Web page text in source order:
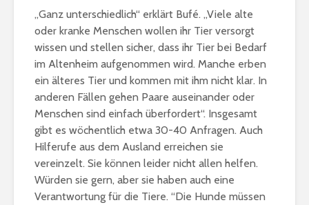
„Ganz unterschiedlich“ erklärt Bufé. „Viele alte
oder kranke Menschen wollen ihr Tier versorgt
wissen und stellen sicher, dass ihr Tier bei Bedarf
im Altenheim aufgenommen wird. Manche erben
ein älteres Tier und kommen mit ihm nicht klar. In
anderen Fällen gehen Paare auseinander oder
Menschen sind einfach überfordert“. Insgesamt
gibt es wöchentlich etwa 30-40 Anfragen. Auch
Hilferufe aus dem Ausland erreichen sie
vereinzelt. Sie können leider nicht allen helfen.
Würden sie gern, aber sie haben auch eine
Verantwortung für die Tiere. “Die Hunde müssen